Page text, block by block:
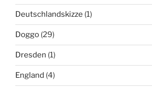
Deutschlandskizze (1)
Doggo (29)
Dresden (1)
England (4)